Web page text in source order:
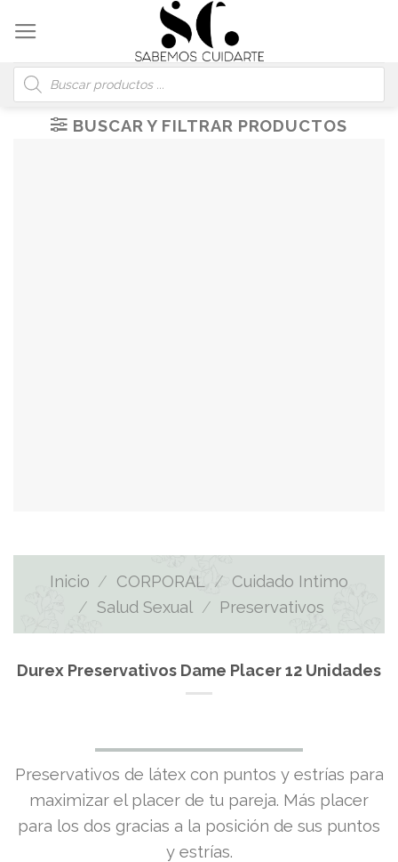
content
Búsqueda
de
productos
BUSCAR Y FILTRAR PRODUCTOS
Inicio / CORPORAL / Cuidado Intimo
/ Salud Sexual / Preservativos
Durex Preservativos Dame Placer 12 Unidades
Preservativos de látex con puntos y estrías para
maximizar el placer de tu pareja. Más placer
para los dos gracias a la posición de sus puntos
y estrías.